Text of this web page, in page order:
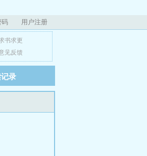
码 用户注册
书求更
见反馈
录